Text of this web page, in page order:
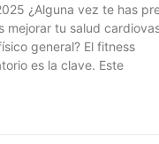
¿Alguna vez te has
mejorar tu salud
general? El fitness
es la clave. Este